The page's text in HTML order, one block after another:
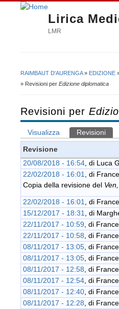
Lirica
LMR
Tu sei qui
RAIMBAUT D'AURENGA» EDIZIONE
» Revisioni per Edizione diplomatica
Revisioni per
Schede primarie
Visualizza Revisioni
Revisione
20/08/2018 - 16:54 , di Luca
22/02/2018 - 16:01
, di
Copia della revisione del
22/02/2018 - 16:01 , di
15/12/2017 - 18:31
, di
22/11/2017 - 10:59 , di
22/11/2017 - 10:58 , di
08/11/2017 - 13:05 , di
08/11/2017 - 13:05 , di
08/11/2017 - 12:58 , di
08/11/2017 - 12:54 , di
08/11/2017 - 12:40 , di
08/11/2017 - 12:28 , di